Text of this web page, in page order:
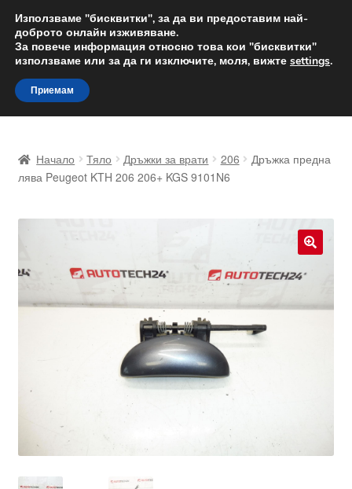
ДОСТАВКА от 12 лв.
Доставка по целия свят
Skip
to
navigation
Skip
to
content
Доставка по целия свят
Начало Тяло Дръжки за врати 206
Дръжка предна
лява Peugeot KTH 206 206+ KGS 9101N6
Използваме "бисквитки", за да ви предоставим най-
доброто онлайн изживяване.
За повече информация относно това кои "бисквитки"
използваме или за да ги изключите, моля, вижте settings.
Приемам